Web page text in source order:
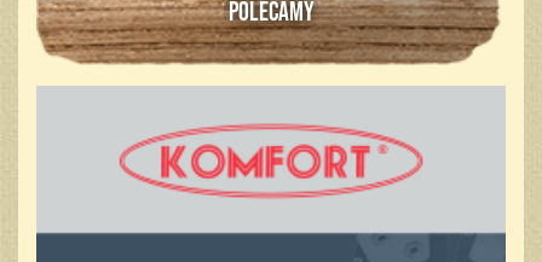
POLECAMY